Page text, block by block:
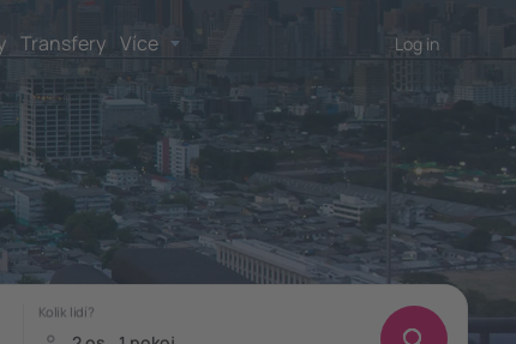
Transfery Více Log in